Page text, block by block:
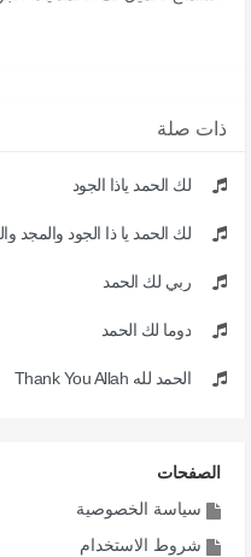
ذات صلة
لك الحمد ياذا الجود
لك الحمد يا ذا الجود والمجد
ربي لك الحمد
دوما لك الحمد
الحمد لله Thank You Allah
الصفحات
سياسة الخصوصية
شروط الاستخدام